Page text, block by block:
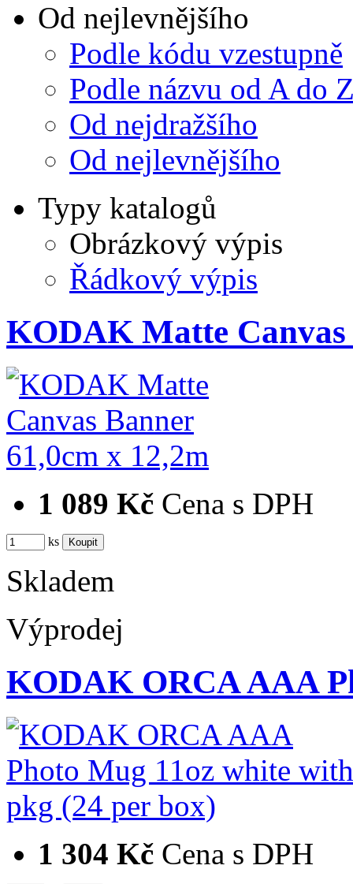
Od nejlevnějšího
Podle kódu vzestupně
Podle názvu od A do
Od nejdražšího
Od nejlevnějšího
Typy katalogů
Obrázkový výpis
Řádkový výpis
KODAK Matte
1 089 Kč Cena s DPH
ks
Skladem
Výprodej
KODAK ORCA AAA
1 304 Kč Cena s DPH